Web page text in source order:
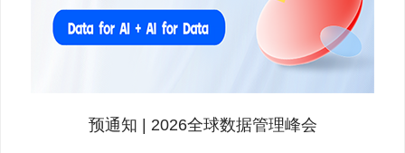
预通知 | 2026全球数据管理峰会